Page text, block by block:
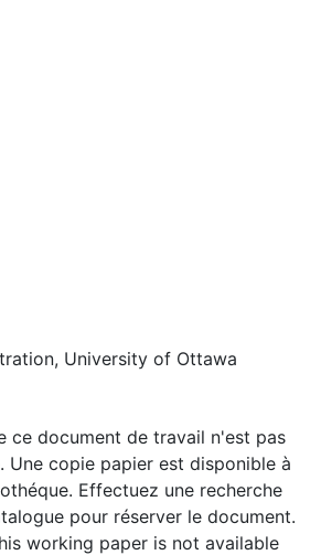
University of Ottawa
ce document de travail n'est pas
Une copie papier est disponible à
Effectuez une recherche
pour réserver le document.
working paper is not available